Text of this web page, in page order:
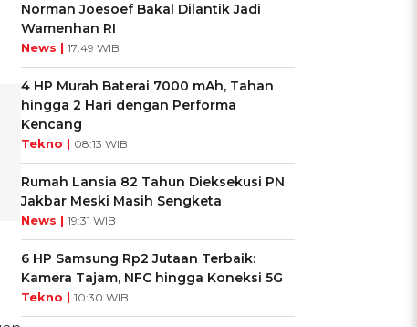
Norman Joesoef Bakal Dilantik Jadi
Wamenhan RI
News | 17:49 WIB
4 HP Murah Baterai 7000 mAh, Tahan
hingga 2 Hari dengan Performa
Kencang
Tekno | 08:13 WIB
Rumah Lansia 82 Tahun Dieksekusi PN
Jakbar Meski Masih Sengketa
News | 19:31 WIB
6 HP Samsung Rp2 Jutaan Terbaik:
Kamera Tajam, NFC hingga Koneksi 5G
Tekno | 10:30 WIB